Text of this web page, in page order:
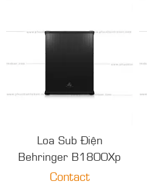
Loa Sub Điện
Behringer B1800Xp
Contact